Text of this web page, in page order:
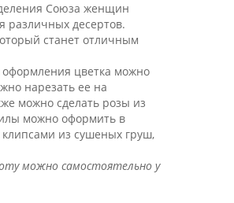
Союза женщин
различных десертов.
станет отличным
оформления цветка можно
нарезать ее на
можно сделать розы из
можно оформить в
клипсами из сушеных груш,
можно самостоятельно у